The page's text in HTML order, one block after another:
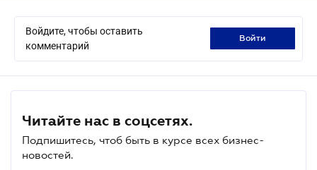
Войдите, чтобы оставить
комментарий
войти
Читайте нас в соцсетях.
Подпишитесь, чтоб быть в курсе всех бизнес-
новостей.